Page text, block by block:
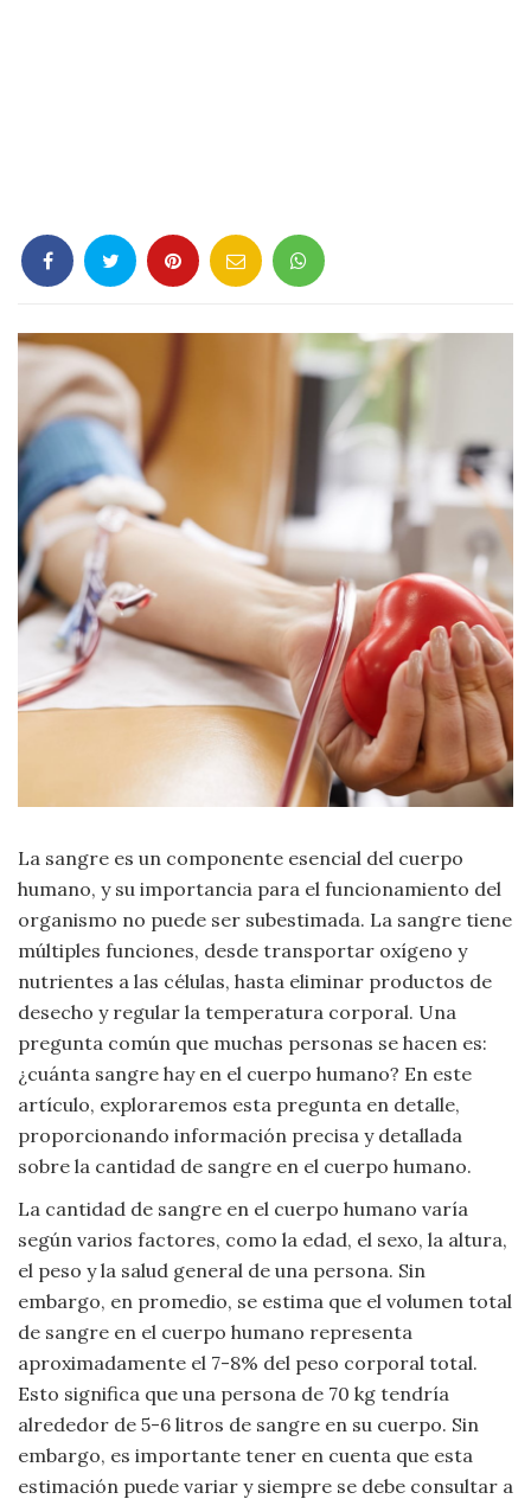
Gastronomía
Lenguaje
Leyes
Literatura
Moda
y
Tendencias
Naturaleza
Sociología
Tecnología
Universo
Viajar
La sangre es un componente esencial del cuerpo
humano, y su importancia para el funcionamiento del
organismo no puede ser subestimada. La sangre tiene
múltiples funciones, desde transportar oxígeno y
nutrientes a las células, hasta eliminar productos de
desecho y regular la temperatura corporal. Una
pregunta común que muchas personas se hacen es:
¿cuánta sangre hay en el cuerpo humano? En este
artículo, exploraremos esta pregunta en detalle,
proporcionando información precisa y detallada
sobre la cantidad de sangre en el cuerpo humano.
La cantidad de sangre en el cuerpo humano varía
según varios factores, como la edad, el sexo, la altura,
el peso y la salud general de una persona. Sin
embargo, en promedio, se estima que el volumen total
de sangre en el cuerpo humano representa
aproximadamente el 7-8% del peso corporal total.
Esto significa que una persona de 70 kg tendría
alrededor de 5-6 litros de sangre en su cuerpo. Sin
embargo, es importante tener en cuenta que esta
estimación puede variar y siempre se debe consultar a